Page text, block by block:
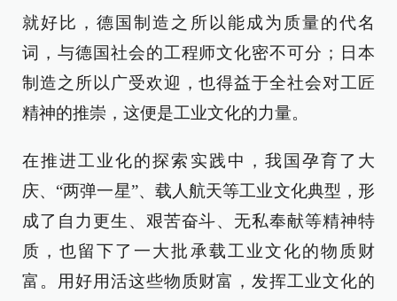
就好比，德国制造之所以能成为质量的代名
词，与德国社会的工程师文化密不可分；日本
制造之所以广受欢迎，也得益于全社会对工匠
精神的推崇，这便是工业文化的力量。
在推进工业化的探索实践中，我国孕育了大
庆、“两弹一星”、载人航天等工业文化典型，形
成了自力更生、艰苦奋斗、无私奉献等精神特
质，也留下了一大批承载工业文化的物质财
富。用好用活这些物质财富，发挥工业文化的